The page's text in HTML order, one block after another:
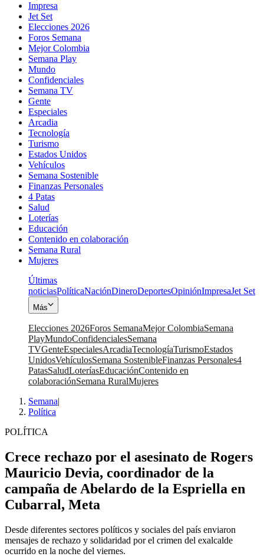
Impresa
Jet Set
Elecciones 2026
Foros Semana
Mejor Colombia
Semana Play
Mundo
Confidenciales
Semana TV
Gente
Especiales
Arcadia
Tecnología
Turismo
Estados Unidos
Vehículos
Semana Sostenible
Finanzas Personales
4 Patas
Salud
Loterías
Educación
Contenido en colaboración
Semana Rural
Mujeres
Últimas
noticiasPolíticaNaciónDineroDeportesOpiniónImpresaJet Set
Más
Elecciones 2026Foros SemanaMejor ColombiaSemana
PlayMundoConfidencialesSemana
TVGenteEspecialesArcadiaTecnologíaTurismoEstados
UnidosVehículosSemana SostenibleFinanzas Personales4
PatasSaludLoteríasEducaciónContenido en
colaboraciónSemana RuralMujeres
Semana|
Política
POLÍTICA
Crece rechazo por el asesinato de Rogers
Mauricio Devia, coordinador de la
campaña de Abelardo de la Espriella en
Cubarral, Meta
Desde diferentes sectores políticos y sociales del país enviaron
mensajes de rechazo y solidaridad por el crimen del exalcalde
ocurrido en la noche del viernes.